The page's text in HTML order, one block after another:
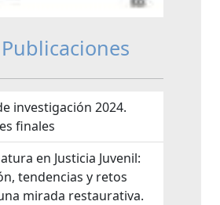
investigación 2024.
finales
en Justicia Juvenil:
tendencias y retos
mirada restaurativa.